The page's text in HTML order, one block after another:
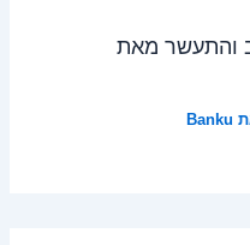
והתעשר מאת
Banku